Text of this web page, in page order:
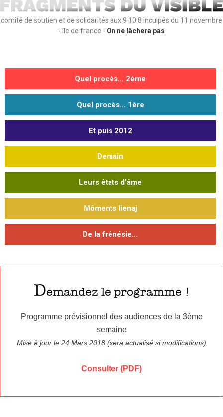
comité de soutien et de solidarités aux910 8 inculpés du 11 novembre
- île de france - On ne lâchera pas
Quel procès… 2ème
Quel procès… 1ère
Et puis 2012
Demain
Leurs êtats d’âme
Môments lienaj
De la frénésie…
Demandez le programme !
Programme prévisionnel des audiences de la 3ème
semaine
Mise à jour le 24 Mars 2018 (sera actualisé si modifications)
Consulter (PDF)